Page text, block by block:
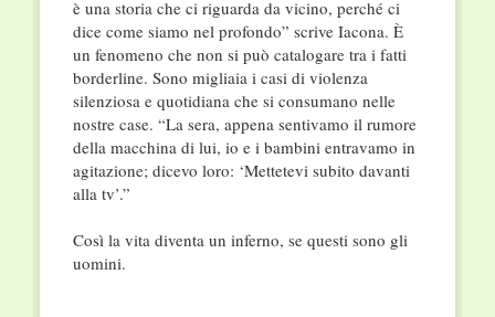
è una storia che ci riguarda da vicino, perché ci
dice come siamo nel profondo” scrive Iacona. È
un fenomeno che non si può catalogare tra i fatti
borderline. Sono migliaia i casi di violenza
silenziosa e quotidiana che si consumano nelle
nostre case. “La sera, appena sentivamo il rumore
della macchina di lui, io e i bambini entravamo in
agitazione; dicevo loro: ‘Mettetevi subito davanti
alla tv’.”
Così la vita diventa un inferno, se questi sono gli
uomini.